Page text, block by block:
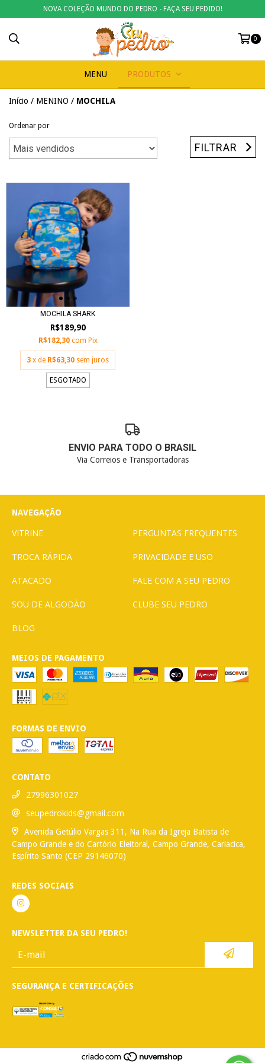
NOVA COLEÇÃO MUNDO DO PEDRO - FAÇA SEU PEDIDO!
0
MENU PRODUTOS
Início / MENINO / MOCHILA
Ordenar por
FILTRAR
MOCHILA SHARK
R$189,90
R$182,30 com Pix
3 x de R$63,30 sem juros
ESGOTADO
ENVIO PARA TODO O BRASIL
Via Correios e Transportadoras
NAVEGAÇÃO
VITRINE PERGUNTAS FREQUENTES
TROCA RÁPIDA PRIVACIDADE E USO
ATACADO FALE COM A SEU PEDRO
SOU DE ALGODÃO CLUBE SEU PEDRO
BLOG
MEIOS DE PAGAMENTO
FORMAS DE ENVIO
CONTATO
27996301027
seupedrokids@gmail.com
Avenida Getúlio Vargas 311, Na Rua da Igreja Batista de
Campo Grande e do Cartório Eleitoral, Campo Grande, Cariacica,
Espírito Santo (CEP 29146070)
REDES SOCIAIS
NEWSLETTER DA SEU PEDRO!
SEGURANÇA E CERTIFICAÇÕES